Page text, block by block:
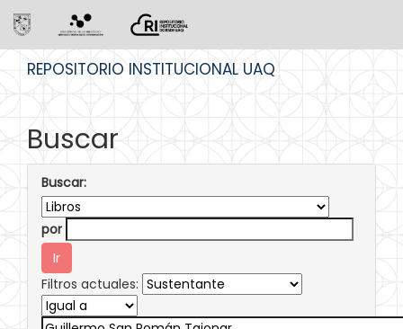
REPOSITORIO INSTITUCIONAL UAQ
Buscar
Buscar:
por
Filtros actuales: